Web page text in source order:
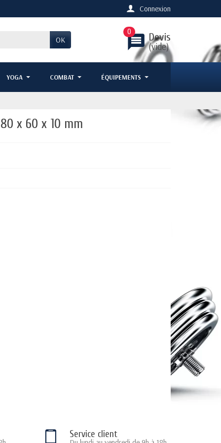
Connexion
OK message Devis
(vide)
0
YOGA COMBAT ÉQUIPEMENTS
x 60 x 10 mm
Service client